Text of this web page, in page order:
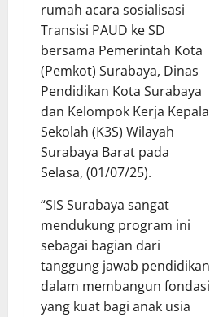
rumah acara sosialisasi
Transisi PAUD ke SD
bersama Pemerintah Kota
(Pemkot) Surabaya, Dinas
Pendidikan Kota Surabaya
dan Kelompok Kerja Kepala
Sekolah (K3S) Wilayah
Surabaya Barat pada
Selasa, (01/07/25).
“SIS Surabaya sangat
mendukung program ini
sebagai bagian dari
tanggung jawab pendidikan
dalam membangun fondasi
yang kuat bagi anak usia